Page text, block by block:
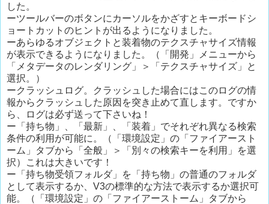
した。
ーツールバーのボタンにカーソルをかざすとキーボードシ
ョートカットのヒントが出るようになりました。
ーあらゆるオブジェクトと装着物のテクスチャサイズ情報
が表示できるようになりました。（「開発」メニューから
「メタデータのレンダリング」＞「テクスチャサイズ」と
選択。）
ークラッシュログ。クラッシュした場合にはこのログの情
報からクラッシュした原因を突き止めて直します。ですか
ら、ログは必ず送って下さいね！
ー「持ち物」、「最新」、「装着」でそれぞれ異なる検索
条件の利用が可能に。（「環境設定」の「ファイアースト
ーム」タブから「全般」＞「別々の検索キーを利用」を選
択）これは大きいです！
ー「持ち物受領フォルダ」を「持ち物」の普通のフォルダ
として表示するか、V3の標準的な方法で表示するか選択可
能。（「環境設定」の「ファイアーストーム」タブから